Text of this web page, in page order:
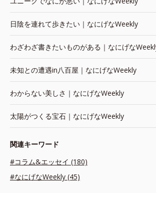
日陰を連れて歩きたい｜なにげなWeekly
わざわざ書きたいものがある｜なにげな
未知との遭遇in八百屋｜なにげなWeekly
わからない美しさ｜なにげなWeekly
太陽がつくる宝石｜なにげなWeekly
関連キーワード
#コラム&エッセイ (180)
#なにげなWeekly (45)